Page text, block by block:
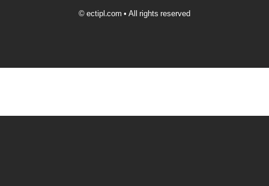
© ectipl.com • All rights reserved